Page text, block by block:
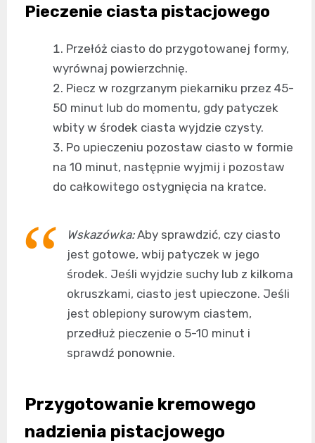
Pieczenie ciasta pistacjowego
Przełóż ciasto do przygotowanej formy,
wyrównaj powierzchnię.
Piecz w rozgrzanym piekarniku przez 45-
50 minut lub do momentu, gdy patyczek
wbity w środek ciasta wyjdzie czysty.
Po upieczeniu pozostaw ciasto w formie
na 10 minut, następnie wyjmij i pozostaw
do całkowitego ostygnięcia na kratce.
Wskazówka:Aby sprawdzić, czy ciasto
jest gotowe, wbij patyczek w jego
środek. Jeśli wyjdzie suchy lub z kilkoma
okruszkami, ciasto jest upieczone. Jeśli
jest oblepiony surowym ciastem,
przedłuż pieczenie o 5-10 minut i
sprawdź ponownie.
Przygotowanie kremowego
nadzienia pistacjowego